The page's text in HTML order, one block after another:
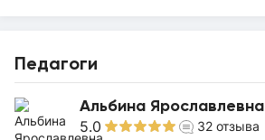
Педагоги
Альбина Ярославлевна
5.0 32 отзыва